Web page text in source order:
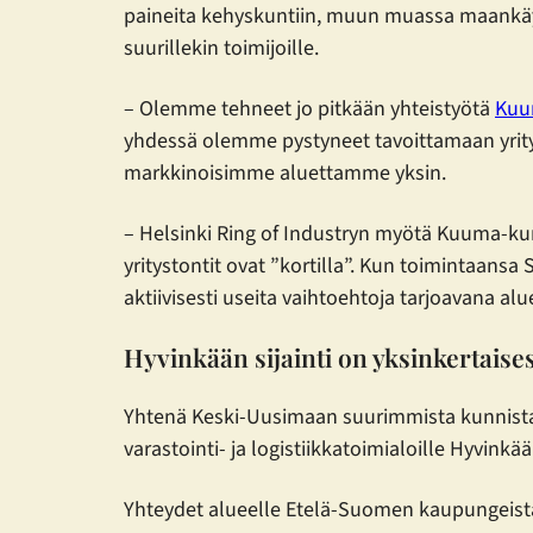
paineita kehyskuntiin, muun muassa
suurillekin toimijoille.
– Olemme tehneet jo pitkään yhteistyötä
yhdessä olemme pystyneet tavoittamaan
markkinoisimme aluettamme yksin.
– Helsinki Ring of Industryn myötä Kuuma-
yritystontit ovat ”kortilla”. Kun toimintaansa
aktiivisesti useita vaihtoehtoja tarjoavana
Hyvinkään sijainti on
Yhtenä Keski-Uusimaan suurimmista
varastointi- ja logistiikkatoimialoille
Yhteydet alueelle Etelä-Suomen